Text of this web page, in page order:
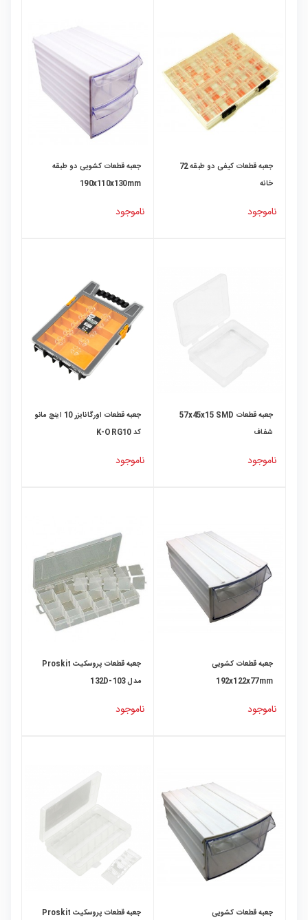
جعبه قطعات کیفی دو طبقه 72
خانه
ناموجود
جعبه قطعات کشویی دو طبقه
190x110x130mm
ناموجود
جعبه قطعات 57x45x15 SMD
شفاف
ناموجود
جعبه قطعات اورگانایزر 10 اینچ مانو
کد K-ORG10
ناموجود
جعبه قطعات کشویی
192x122x77mm
ناموجود
جعبه قطعات پروسکیت Proskit
مدل 103-132D
ناموجود
جعبه قطعات کشویی
جعبه قطعات پروسکیت Proskit